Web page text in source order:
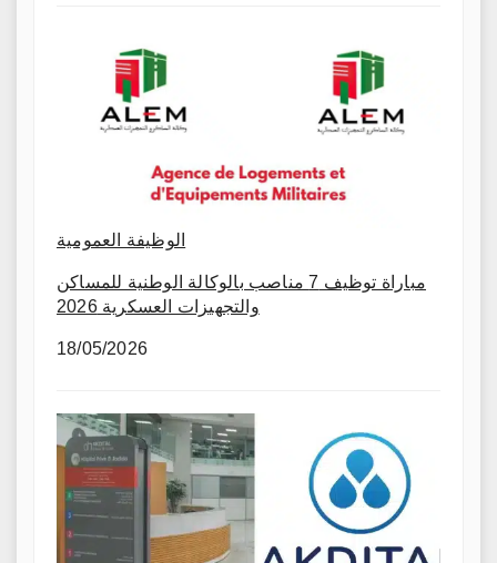
الوظيفة العمومية
مباراة توظيف 7 مناصب بالوكالة الوطنية للمساكن
والتجهيزات العسكرية 2026
18/05/2026